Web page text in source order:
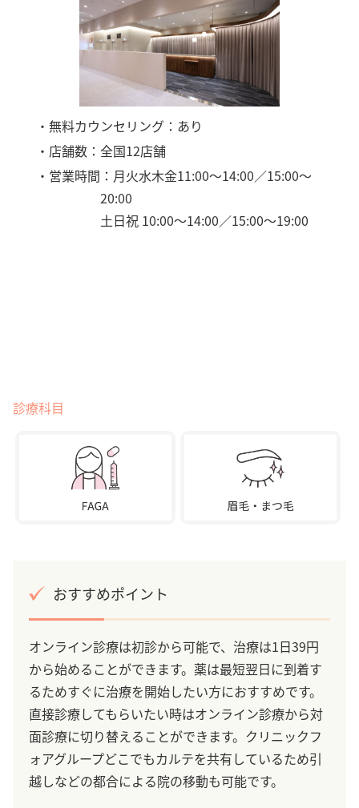
・無料カウンセリング：あり
・店舗数：全国12店舗
・営業時間：月火水木金11:00～14:00／15:00～
20:00
土日祝 10:00～14:00／15:00～19:00
診療科目
おすすめポイント
オンライン診療は初診から可能で、治療は1日39円
から始めることができます。薬は最短翌日に到着す
るためすぐに治療を開始したい方におすすめです。
直接診療してもらいたい時はオンライン診療から対
面診療に切り替えることができます。クリニックフ
ォアグループどこでもカルテを共有しているため引
越しなどの都合による院の移動も可能です。